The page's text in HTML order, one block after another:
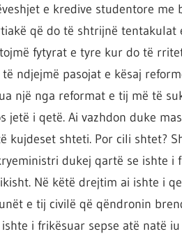
e kredive studentore me
që do të shtrijnë tentakulat
fytyrat e tyre kur do të
ndjejmë pasojat e kësaj
një nga reformat e tij më të
jetë i qetë. Ai vazhdon duke
shteti. Por cili shtet?
dukej qartë se ishte i
Në këtë drejtim ai ishte i
e tij civilë që qëndronin
i frikësuar sepse atë natë